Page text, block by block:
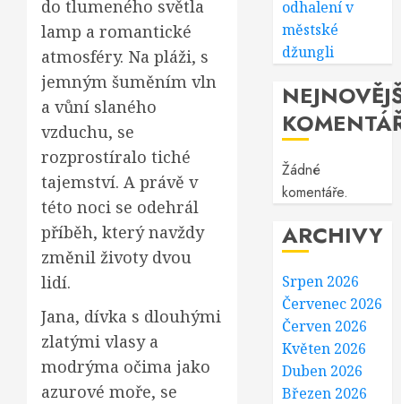
do tlumeného světla
lamp a romantické
atmosféry. Na pláži, s
jemným šuměním vln
a vůní slaného
vzduchu, se
rozprostíralo tiché
tajemství. A právě v
této noci se odehrál
příběh, který navždy
změnil životy dvou
lidí.
Jana, dívka s dlouhými
zlatými vlasy a
modrýma očima jako
azurové moře, se
odhalení v
městské
džungli
Žádné
komentáře.
ARCHIVY
Srpen 2026
Červenec 2026
Červen 2026
Květen 2026
Duben 2026
Březen 2026